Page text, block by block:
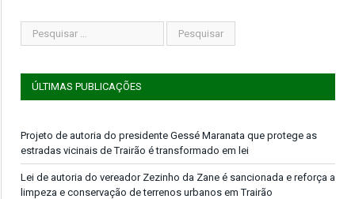
ÚLTIMAS PUBLICAÇÕES
Projeto de autoria do presidente Gessé Maranata que protege as
estradas vicinais de Trairão é transformado em lei
Lei de autoria do vereador Zezinho da Zane é sancionada e reforça a
limpeza e conservação de terrenos urbanos em Trairão